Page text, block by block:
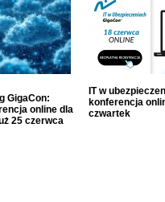
GigaCon:
online dla
25 czerwca
IT w
konferencja
czwartek